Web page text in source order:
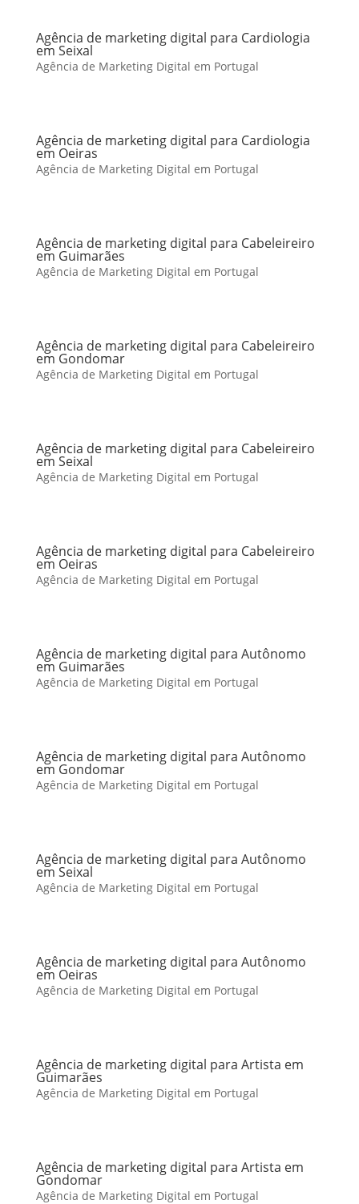
Agência de marketing digital para Cardiologia
em Seixal
Agência de Marketing Digital em Portugal
Agência de marketing digital para Cardiologia
em Oeiras
Agência de Marketing Digital em Portugal
Agência de marketing digital para Cabeleireiro
em Guimarães
Agência de Marketing Digital em Portugal
Agência de marketing digital para Cabeleireiro
em Gondomar
Agência de Marketing Digital em Portugal
Agência de marketing digital para Cabeleireiro
em Seixal
Agência de Marketing Digital em Portugal
Agência de marketing digital para Cabeleireiro
em Oeiras
Agência de Marketing Digital em Portugal
Agência de marketing digital para Autônomo
em Guimarães
Agência de Marketing Digital em Portugal
Agência de marketing digital para Autônomo
em Gondomar
Agência de Marketing Digital em Portugal
Agência de marketing digital para Autônomo
em Seixal
Agência de Marketing Digital em Portugal
Agência de marketing digital para Autônomo
em Oeiras
Agência de Marketing Digital em Portugal
Agência de marketing digital para Artista em
Guimarães
Agência de Marketing Digital em Portugal
Agência de marketing digital para Artista em
Gondomar
Agência de Marketing Digital em Portugal